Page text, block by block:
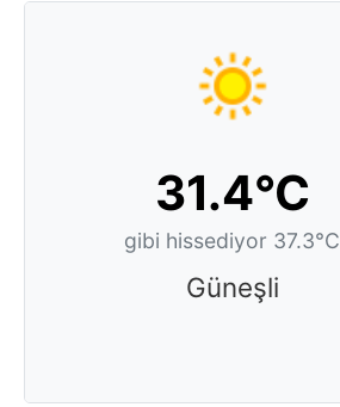
31.4°C
gibi hissediyor 37.3°C
Güneşli